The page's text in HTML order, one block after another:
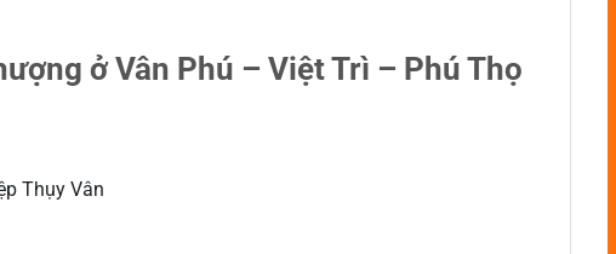
ở Vân Phú – Việt Trì – Phú Thọ
Thụy Vân